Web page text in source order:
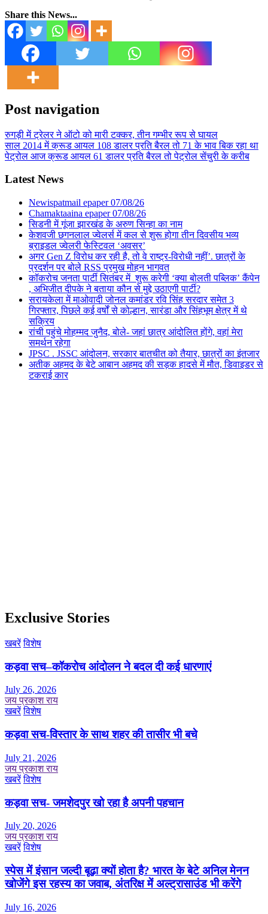
Share this News...
Post navigation
रुगड़ी में ट्रेलर ने ऑटो को मारी टक्कर, तीन गम्भीर रूप से घायल
साल 2014 में क्रूड आयल 108 डालर प्रति बैरल तो 71 के भाव बिक रहा था
पेट्रोल आज क्रूड आयल 61 डालर प्रति बैरल तो पेट्रोल सेंचुरी के करीब
Latest News
Newispatmail epaper 07/08/26
Chamaktaaina epaper 07/08/26
सिडनी में गूंजा झारखंड के अरुण सिन्हा का नाम
केशवजी छगनलाल ज्वेलर्स में कल से शुरू होगा तीन दिवसीय भव्य
ब्राइडल ज्वेलरी फेस्टिवल ‘अवसर’
अगर Gen Z विरोध कर रही है, तो वे राष्ट्र-विरोधी नहीं’. छात्रों के
प्रदर्शन पर बोले RSS प्रमुख मोहन भागवत
कॉकरोच जनता पार्टी सितंबर में शुरू करेगी ‘क्या बोलती पब्लिक’ कैंपेन
, अभिजीत दीपके ने बताया कौन से मुद्दे उठाएगी पार्टी?
सरायकेला में माओवादी जोनल कमांडर रवि सिंह सरदार समेत 3
गिरफ्तार, पिछले कई वर्षों से कोल्हान, सारंडा और सिंहभूम क्षेत्र में थे
सक्रिय
रांची पहुंचे मोहम्मद जुनैद, बोले- जहां छात्र आंदोलित होंगे, वहां मेरा
समर्थन रहेगा
JPSC . JSSC आंदोलन, सरकार बातचीत को तैयार, छात्रों का इंतजार
अतीक अहमद के बेटे आबान अहमद की सड़क हादसे में मौत, डिवाइडर से
टकराई कार
Exclusive Stories
खबरें विशेष
कड़वा सच–कॉकरोच आंदोलन ने बदल दी कई धारणाएं
July 26, 2026
जय प्रकाश राय
खबरें विशेष
कड़वा सच-विस्तार के साथ शहर की तासीर भी बचे
July 21, 2026
जय प्रकाश राय
खबरें विशेष
कड़वा सच- जमशेदपुर खो रहा है अपनी पहचान
July 20, 2026
जय प्रकाश राय
खबरें विशेष
स्पेस में इंसान जल्दी बूढ़ा क्यों होता है? भारत के बेटे अनिल मेनन
खोजेंगे इस रहस्य का जवाब, अंतरिक्ष में अल्ट्रासाउंड भी करेंगे
July 16, 2026